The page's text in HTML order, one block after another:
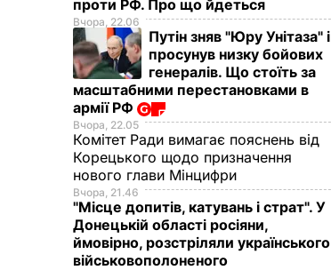
проти РФ. Про що йдеться
Вчора, 22.06
Путін зняв "Юру Унітаза" і
просунув низку бойових
генералів. Що стоїть за
масштабними перестановками в
армії РФ
Вчора, 22.05
Комітет Ради вимагає пояснень від
Корецького щодо призначення
нового глави Мінцифри
Вчора, 21.46
"Місце допитів, катувань і страт". У
Донецькій області росіяни,
ймовірно, розстріляли українського
військовополоненого